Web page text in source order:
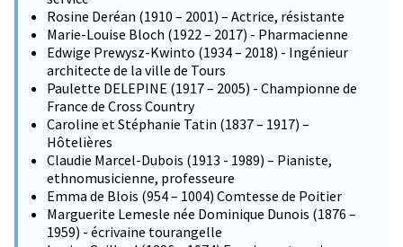
Rosine Deréan (1910 – 2001) – Actrice, résistante
Marie-Louise Bloch (1922 – 2017) - Pharmacienne
Edwige Prewysz-Kwinto (1934 – 2018) - Ingénieur
architecte de la ville de Tours
Paulette DELEPINE (1917 – 2005) - Championne de
France de Cross Country
Caroline et Stéphanie Tatin (1837 – 1917) –
Hôtelières
Claudie Marcel-Dubois (1913 - 1989) – Pianiste,
ethnomusicienne, professeure
Emma de Blois (954 – 1004) Comtesse de Poitier
Marguerite Lemesle née Dominique Dunois (1876 –
1959) - écrivaine tourangelle